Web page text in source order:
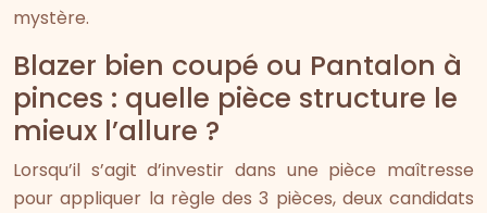
mystère.
Blazer bien coupé ou Pantalon à
pinces : quelle pièce structure le
mieux l’allure ?
Lorsqu’il s’agit d’investir dans une pièce maîtresse
pour appliquer la règle des 3 pièces, deux candidats